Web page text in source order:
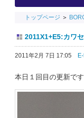
トップページ ＞
2011X1+E5:カワ
2011年2月 7日 17:05
本日１回目の更新で